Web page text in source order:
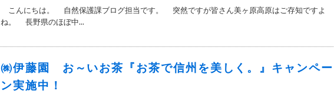
こんにちは。 自然保護課ブログ担当です。 突然ですが皆さん美ヶ原高原はご存知ですよ
ね。 長野県のほぼ中...
㈱伊藤園 お～いお茶『お茶で信州を美しく。』キャンペー
ン実施中！